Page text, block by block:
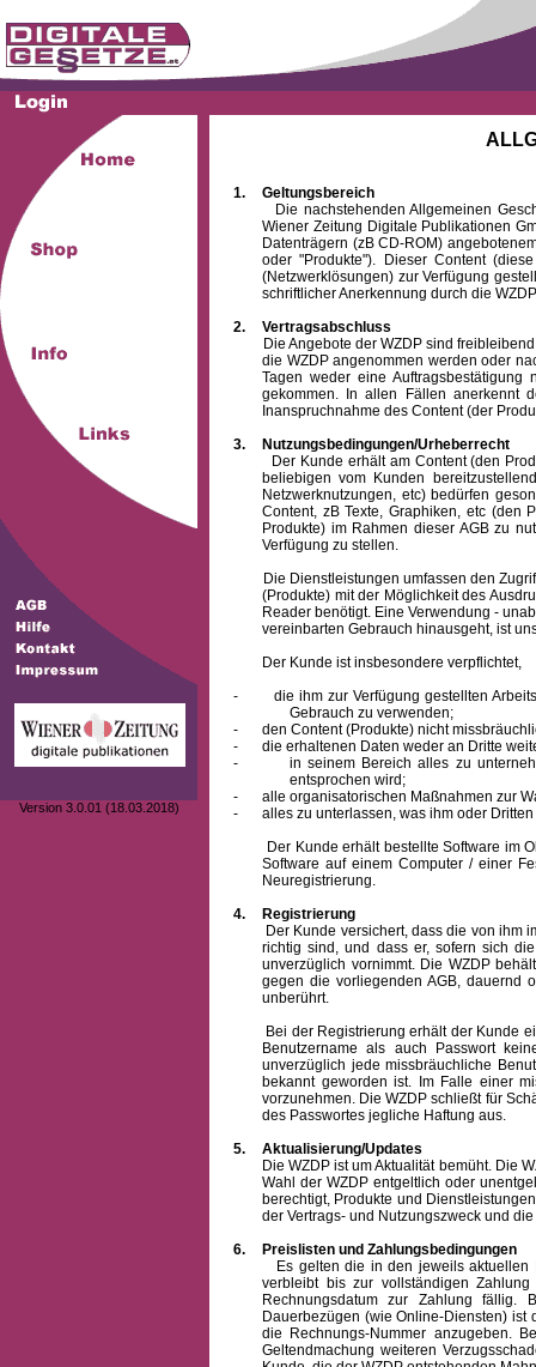
Version 3.0.01 (18.03.2018)
1.
Geltungsbereich
Die nachstehenden Allgemeinen
Wiener Zeitung Digitale Publikationen
Datenträgern (zB CD-ROM)
oder "Produkte"). Dieser Content
(Netzwerklösungen) zur Verfügung
schriftlicher Anerkennung durch die
2.
Vertragsabschluss
Die Angebote der WZDP sind freibleibend.
die WZDP angenommen werden oder
Tagen weder eine
gekommen. In allen Fällen anerkennt
Inanspruchnahme des Content (der
3.
Nutzungsbedingungen/Urheberrecht
Der Kunde erhält am Content (den
beliebigen vom Kunden
Netzwerknutzungen, etc) bedürfen
Content, zB Texte, Graphiken, etc (den
Produkte) im Rahmen dieser AGB zu
Verfügung zu stellen.
Die Dienstleistungen umfassen den Zugriff
(Produkte) mit der Möglichkeit des
Reader benötigt. Eine Verwendung -
vereinbarten Gebrauch hinausgeht, ist
Der Kunde ist insbesondere verpflichtet,
-
die ihm zur Verfügung gestellten
Gebrauch zu verwenden;
-
den Content (Produkte) nicht
-
die erhaltenen Daten weder an Dritte
-
in seinem Bereich alles zu
entsprochen wird;
-
alle organisatorischen Maßnahmen zur
-
alles zu unterlassen, was ihm oder
Der Kunde erhält bestellte Software im
Software auf einem Computer / einer
Neuregistrierung.
4.
Registrierung
Der Kunde versichert, dass die von ihm
richtig sind, und dass er, sofern sich
unverzüglich vornimmt. Die WZDP
gegen die vorliegenden AGB, dauernd
unberührt.
Bei der Registrierung erhält der Kunde
Benutzernameals auch Passwort
unverzüglich jede missbräuchliche
bekannt geworden ist. Im Falle einer
vorzunehmen. Die WZDP schließt für
des Passwortes jegliche Haftung aus.
5.
Aktualisierung/Updates
Die WZDP ist um Aktualität bemüht. Die
Wahl der WZDP entgeltlich oder
berechtigt, Produkte und
der Vertrags- und Nutzungszweck und
6.
Preislisten und Zahlungsbedingungen
Es gelten die in den jeweils aktuellen
verbleibt bis zur vollständigen
Rechnungsdatum zur Zahlung fällig.
Dauerbezügen (wie Online-Diensten)
die Rechnungs-Nummer anzugeben.
Geltendmachung weiteren